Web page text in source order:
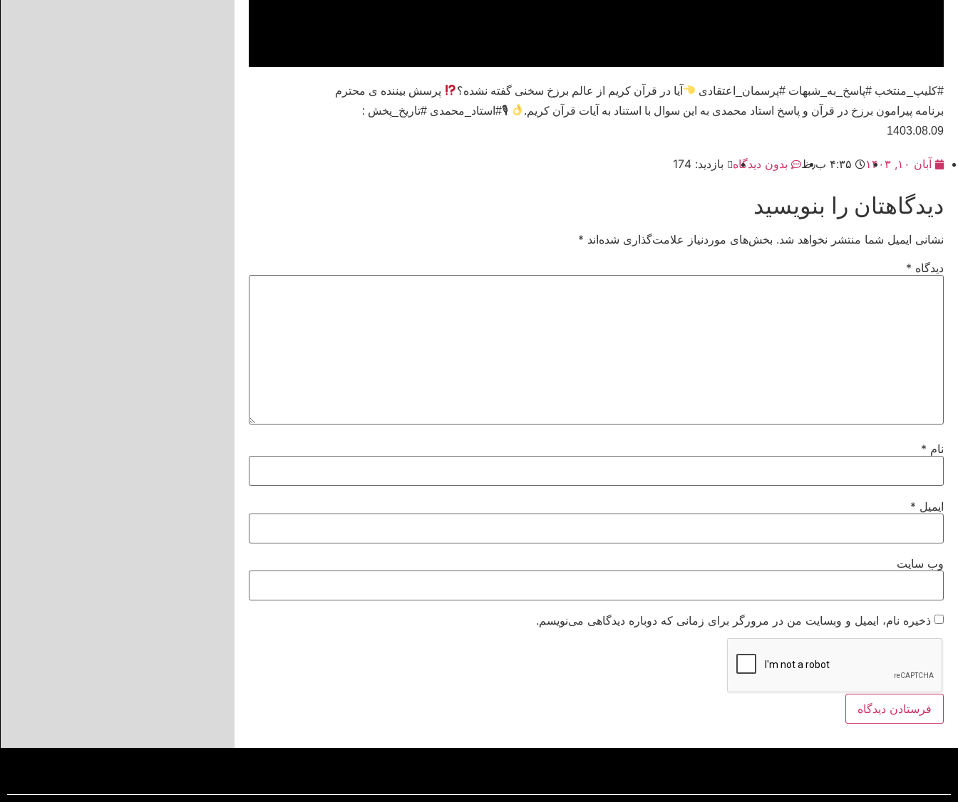
#کلیپ_منتخب #پاسخ_به_شبهات #پرسمان_اعتقادی آیا در قرآن کریم از عالم برزخ سخنی گفته نشده؟
پرسش بیننده ی محترم
برنامه پیرامون برزخ در قرآن و پاسخ استاد محمدی به این سوال با استناد به آیات قرآن کریم.
🎙#استاد_محمدی #تاریخ_پخش :
1403.08.09
آبان ۱۰, ۱۴۰۳ ۴:۳۵ ب٫ظ بدون دیدگاه بازدید: 174
دیدگاهتان را بنویسید
نشانی ایمیل شما منتشر نخواهد شد. بخش‌های موردنیاز علامت‌گذاری شده‌اند *
دیدگاه *
نام *
ایمیل *
وب‌ سایت
ذخیره نام، ایمیل و وبسایت من در مرورگر برای زمانی که دوباره دیدگاهی می‌نویسم.